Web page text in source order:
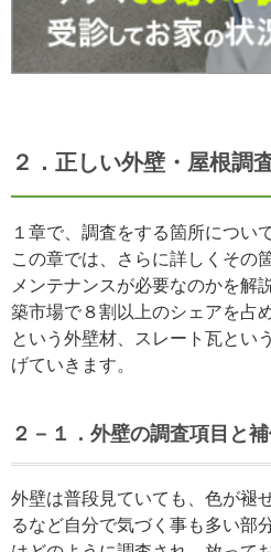
２．正しい外壁・屋根調
１章で、調査をする箇所につい
この章では、さらに詳しくその
メンテナンスが必要なのかを解
築市場で８割以上のシェアを占
という外壁材、スレート瓦とい
げていきます。
２－１．外壁の調査項目と
外壁は普段見ていても、色が褪
るなど自分で気づく事も多い部